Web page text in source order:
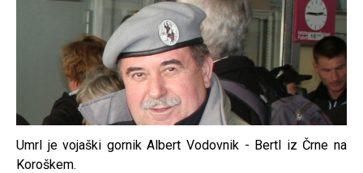
Umrl je vojaški gornik Albert Vodovnik - Bertl iz Črne na
Koroškem.